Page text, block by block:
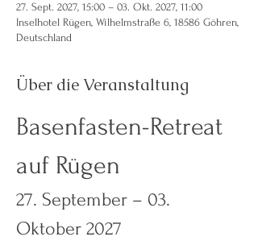
27. Sept. 2027, 15:00 – 03. Okt. 2027, 11:00
Inselhotel Rügen, Wilhelmstraße 6, 18586 Göhren,
Deutschland
Über die Veranstaltung
Basenfasten-Retreat
auf Rügen
27. September – 03.
Oktober 2027